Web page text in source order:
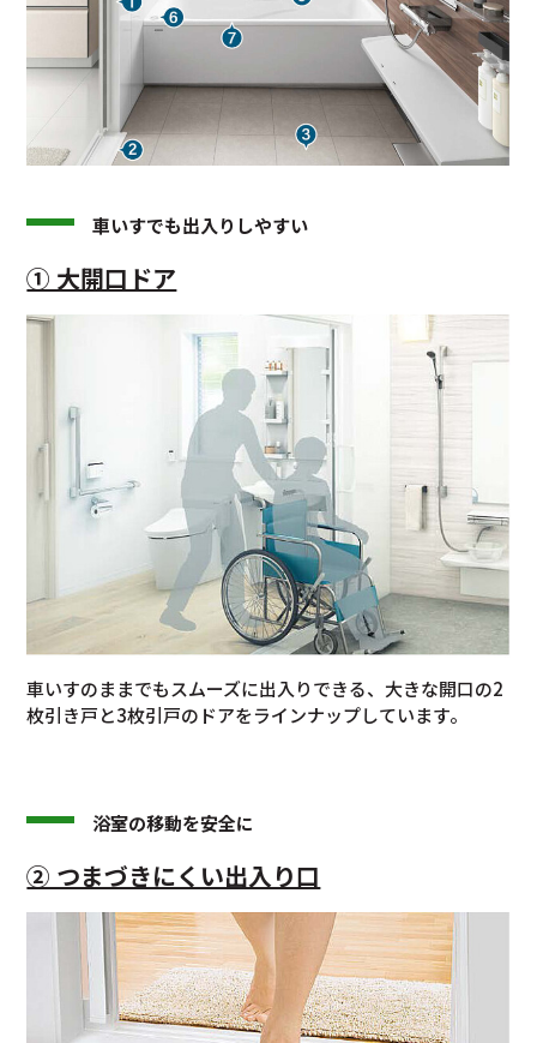
車いすでも出入りしやすい
① 大開口ドア
車いすのままでもスムーズに出入りできる、大きな開口の2
枚引き戸と3枚引戸のドアをラインナップしています。
浴室の移動を安全に
② つまづきにくい出入り口